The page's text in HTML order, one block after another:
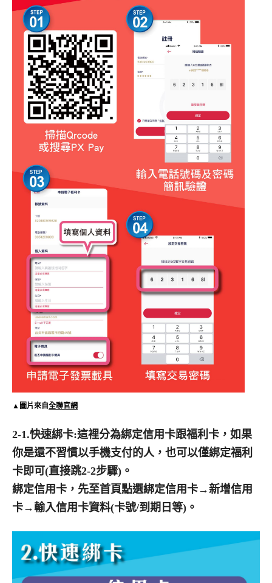
▲圖片來自全聯官網
2-1.快速綁卡:這裡分為綁定信用卡跟福利卡，如果
你是還不習慣以手機支付的人，也可以僅綁定福利
卡即可(直接跳2-2步驟)。
綁定信用卡，先至首頁點選綁定信用卡→新增信用
卡→輸入信用卡資料(卡號/到期日等)。